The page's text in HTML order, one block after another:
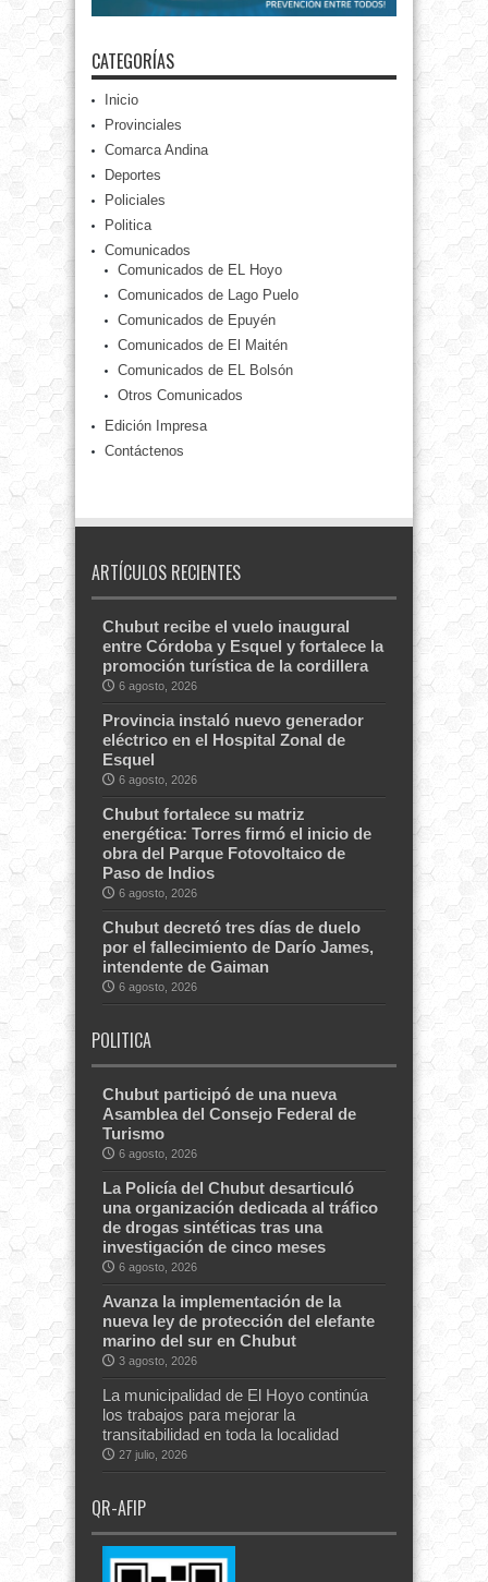
CATEGORÍAS
Inicio
Provinciales
Comarca Andina
Deportes
Policiales
Politica
Comunicados
Comunicados de EL Hoyo
Comunicados de Lago Puelo
Comunicados de Epuyén
Comunicados de El Maitén
Comunicados de EL Bolsón
Otros Comunicados
Edición Impresa
Contáctenos
ARTÍCULOS RECIENTES
Chubut recibe el vuelo inaugural
entre Córdoba y Esquel y fortalece la
promoción turística de la cordillera
6 agosto, 2026
Provincia instaló nuevo generador
eléctrico en el Hospital Zonal de
Esquel
6 agosto, 2026
Chubut fortalece su matriz
energética: Torres firmó el inicio de
obra del Parque Fotovoltaico de
Paso de Indios
6 agosto, 2026
Chubut decretó tres días de duelo
por el fallecimiento de Darío James,
intendente de Gaiman
6 agosto, 2026
POLITICA
Chubut participó de una nueva
Asamblea del Consejo Federal de
Turismo
6 agosto, 2026
La Policía del Chubut desarticuló
una organización dedicada al tráfico
de drogas sintéticas tras una
investigación de cinco meses
6 agosto, 2026
Avanza la implementación de la
nueva ley de protección del elefante
marino del sur en Chubut
3 agosto, 2026
La municipalidad de El Hoyo continúa
los trabajos para mejorar la
transitabilidad en toda la localidad
27 julio, 2026
QR-AFIP